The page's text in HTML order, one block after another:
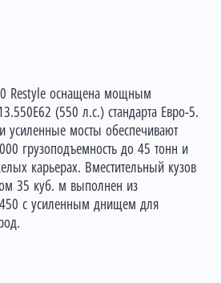
Restyle оснащена мощным
(550 л.с.) стандарта Евро-5.
усиленные мосты обеспечивают
грузоподъемность до 45 тонн и
карьерах. Вместительный кузов
35 куб. м выполнен из
с усиленным днищем для